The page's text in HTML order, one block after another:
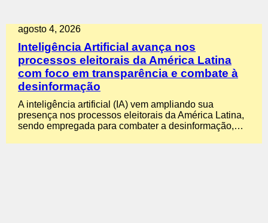
agosto 4, 2026
Inteligência Artificial avança nos
processos eleitorais da América Latina
com foco em transparência e combate à
desinformação
A inteligência artificial (IA) vem ampliando sua
presença nos processos eleitorais da América Latina,
sendo empregada para combater a desinformação,…